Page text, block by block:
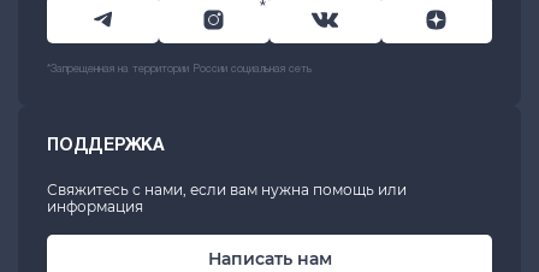
*
*Запрещенная на территории России социальная сеть
ПОДДЕРЖКА
Свяжитесь с нами, если вам нужна помощь или
информация
Написать нам